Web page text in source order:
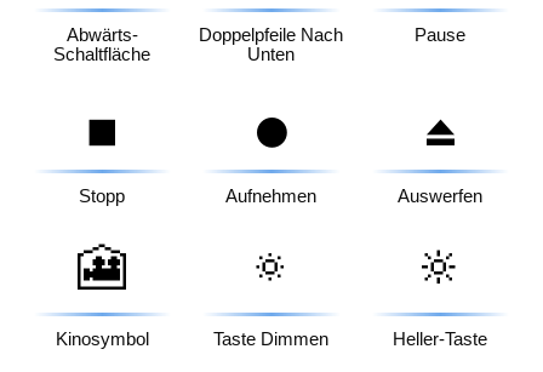
Abwärts-
Schaltfläche
Doppelpfeile Nach
Unten
Pause
⏹️
Stopp
⏺️
Aufnehmen
⏏️
Auswerfen
🎦
Kinosymbol
🔅
Taste Dimmen
🔆
Heller-Taste